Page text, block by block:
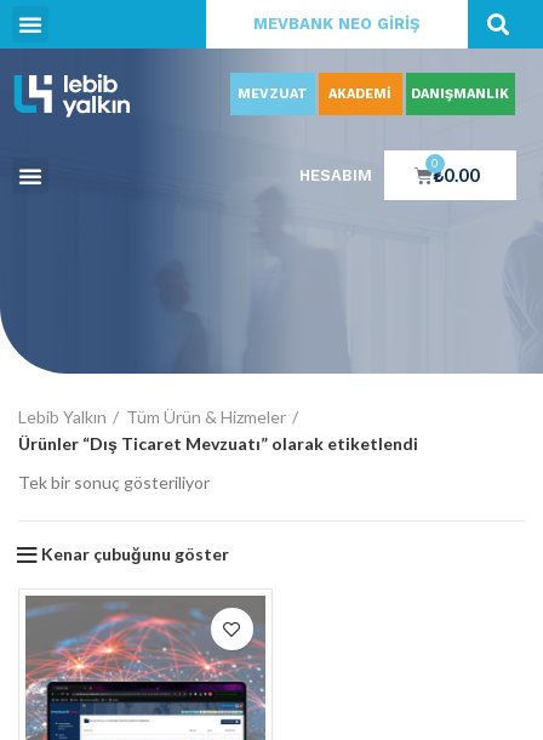
MEVBANK NEO GİRİŞ
MEVZUAT AKADEMİ DANIŞMANLIK
HESABIM ₺0.00
0
Lebib Yalkın
Tüm Ürün & Hizmeler
Ürünler “Dış Ticaret Mevzuatı” olarak etiketlendi
Tek bir sonuç gösteriliyor
Kenar çubuğunu göster